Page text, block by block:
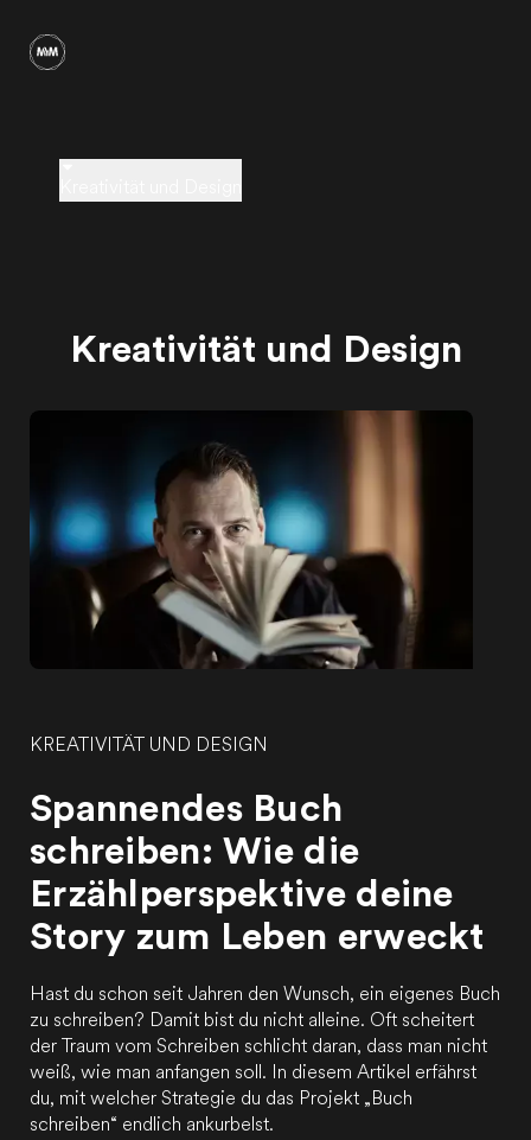
Kreativität und Design
KREATIVITÄT UND DESIGN
Spannendes Buch
schreiben: Wie die
Erzählperspektive deine
Story zum Leben erweckt
Hast du schon seit Jahren den Wunsch, ein eigenes Buch
zu schreiben? Damit bist du nicht alleine. Oft scheitert
der Traum vom Schreiben schlicht daran, dass man nicht
weiß, wie man anfangen soll. In diesem Artikel erfährst
du, mit welcher Strategie du das Projekt „Buch
schreiben“ endlich ankurbelst.